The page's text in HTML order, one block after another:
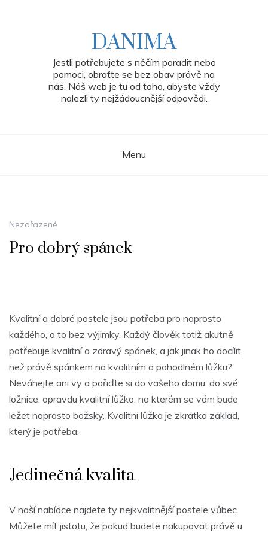
DANIMA
Jestli potřebujete s něčím poradit nebo
pomoci, obraťte se bez obav právě na
nás. Náš web je tu od toho, abyste vždy
nalezli ty nejžádoucnější odpovědi.
Menu
Nezařazené
Pro dobrý spánek
Kvalitní a dobré postele jsou potřeba pro naprosto
každého, a to bez výjimky. Každý člověk totiž akutně
potřebuje kvalitní a zdravý spánek, a jak jinak ho docílit,
než právě spánkem na kvalitním a pohodlném lůžku?
Neváhejte ani vy a pořiďte si do vašeho domu, do své
ložnice, opravdu kvalitní lůžko, na kterém se vám bude
ležet naprosto božsky. Kvalitní lůžko je zkrátka základ,
který je potřeba.
Jedinečná kvalita
V naší nabídce najdete ty nejkvalitnější postele vůbec.
Můžete mít jistotu, že pokud budete nakupovat právě u